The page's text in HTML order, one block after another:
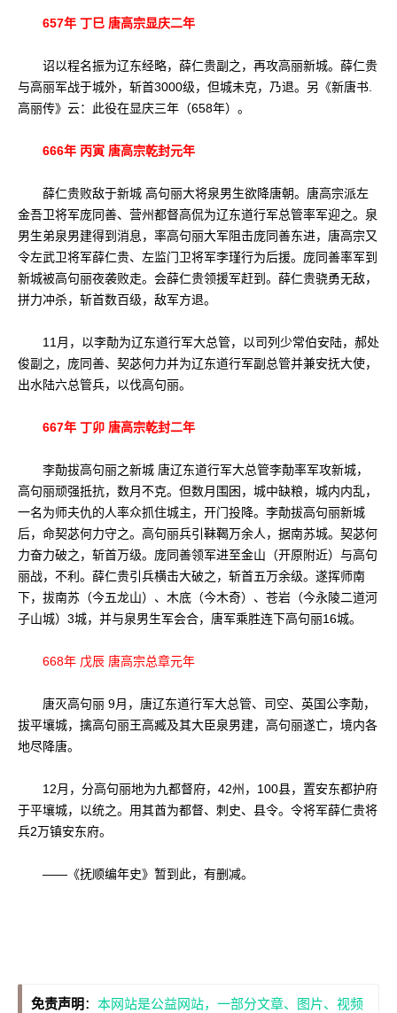
657年 丁巳 唐高宗显庆二年
诏以程名振为辽东经略，薛仁贵副之，再攻高丽新城。薛仁贵
与高丽军战于城外，斩首3000级，但城未克，乃退。另《新唐书.
高丽传》云：此役在显庆三年（658年）。
666年 丙寅 唐高宗乾封元年
薛仁贵败敌于新城 高句丽大将泉男生欲降唐朝。唐高宗派左
金吾卫将军庞同善、营州都督高侃为辽东道行军总管率军迎之。泉
男生弟泉男建得到消息，率高句丽大军阻击庞同善东进，唐高宗又
令左武卫将军薛仁贵、左监门卫将军李瑾行为后援。庞同善率军到
新城被高句丽夜袭败走。会薛仁贵领援军赶到。薛仁贵骁勇无敌，
拼力冲杀，斩首数百级，敌军方退。
11月，以李勣为辽东道行军大总管，以司列少常伯安陆，郝处
俊副之，庞同善、契苾何力并为辽东道行军副总管并兼安抚大使，
出水陆六总管兵，以伐高句丽。
667年 丁卯 唐高宗乾封二年
李勣拔高句丽之新城 唐辽东道行军大总管李勣率军攻新城，
高句丽顽强抵抗，数月不克。但数月围困，城中缺粮，城内内乱，
一名为师夫仇的人率众抓住城主，开门投降。李勣拔高句丽新城
后，命契苾何力守之。高句丽兵引靺鞨万余人，据南苏城。契苾何
力奋力破之，斩首万级。庞同善领军进至金山（开原附近）与高句
丽战，不利。薛仁贵引兵横击大破之，斩首五万余级。遂挥师南
下，拔南苏（今五龙山）、木底（今木奇）、苍岩（今永陵二道河
子山城）3城，并与泉男生军会合，唐军乘胜连下高句丽16城。
668年 戊辰 唐高宗总章元年
唐灭高句丽 9月，唐辽东道行军大总管、司空、英国公李勣，
拔平壤城，擒高句丽王高臧及其大臣泉男建，高句丽遂亡，境内各
地尽降唐。
12月，分高句丽地为九都督府，42州，100县，置安东都护府
于平壤城，以统之。用其酋为都督、刺史、县令。令将军薛仁贵将
兵2万镇安东府。
——《抚顺编年史》暂到此，有删减。
免责声明 ： 本网站是公益网站，一部分文章、图片、视频